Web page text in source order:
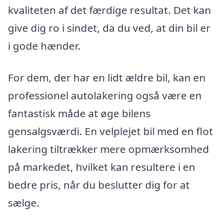
kvaliteten af det færdige resultat. Det kan
give dig ro i sindet, da du ved, at din bil er
i gode hænder.
For dem, der har en lidt ældre bil, kan en
professionel autolakering også være en
fantastisk måde at øge bilens
gensalgsværdi. En velplejet bil med en flot
lakering tiltrækker mere opmærksomhed
på markedet, hvilket kan resultere i en
bedre pris, når du beslutter dig for at
sælge.